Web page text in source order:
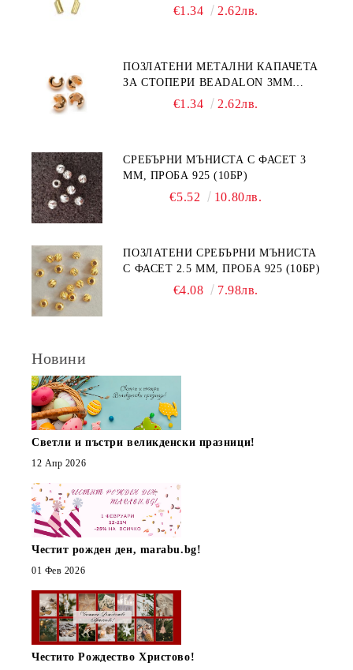
€1.34 2.62лв.
ПОЗЛАТЕНИ МЕТАЛНИ КАПАЧЕТА
ЗА СТОПЕРИ BEADALON 3ММ
€1.34 2.62лв.
СРЕБЪРНИ МЪНИСТА С ФАСЕТ 3
ММ, ПРОБА 925 (10БР)
€5.52 10.80лв.
ПОЗЛАТЕНИ СРЕБЪРНИ МЪНИСТА
С ФАСЕТ 2.5 ММ, ПРОБА 925 (10БР)
€4.08 7.98лв.
Новини
Светли и пъстри великденски празници!
12 Апр 2026
Честит рожден ден, marabu.bg!
01 Фев 2026
Честито Рождество Христово!